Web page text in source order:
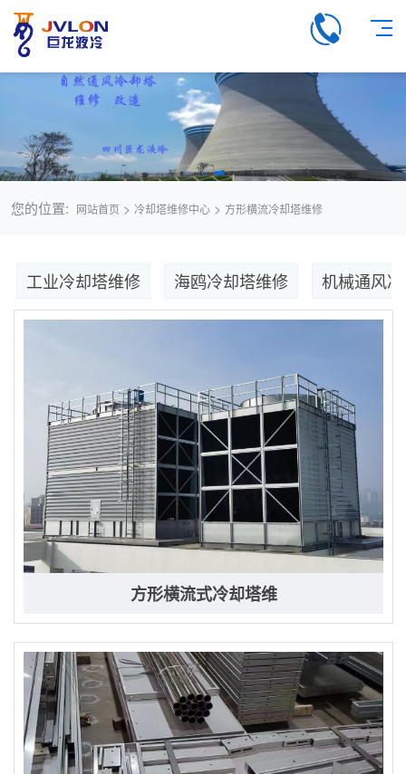
您的位置: 网站首页 > 冷却塔维修中心> 方形横流冷却塔维修
工业冷却塔维修 海鸥冷却塔维修 机械通风
方形横流式冷却塔维